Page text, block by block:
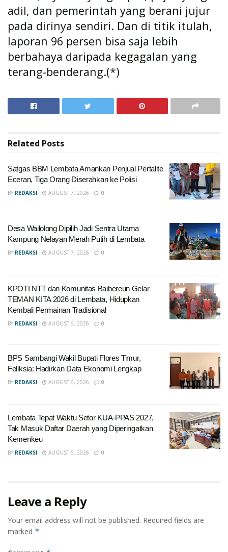
adil, dan pemerintah yang berani jujur
pada dirinya sendiri. Dan di titik itulah,
laporan 96 persen bisa saja lebih
berbahaya daripada kegagalan yang
terang-benderang.(*)
Related Posts
Satgas BBM Lembata Amankan Penjual Pertalite
Eceran, Tiga Orang Diserahkan ke Polisi
BY REDAKSI AUGUST 7, 2026 0
Desa Wailolong Dipilih Jadi Sentra Utama
Kampung Nelayan Merah Putih di Lembata
BY REDAKSI AUGUST 7, 2026 0
KPOTI NTT dan Komunitas Baibereun Gelar
TEMAN KITA 2026 di Lembata, Hidupkan
Kembali Permainan Tradisional
BY REDAKSI AUGUST 6, 2026 0
BPS Sambangi Wakil Bupati Flores Timur,
Feliksia: Hadirkan Data Ekonomi Lengkap
BY REDAKSI AUGUST 6, 2026 0
Lembata Tepat Waktu Setor KUA-PPAS 2027,
Tak Masuk Daftar Daerah yang Diperingatkan
Kemenkeu
BY REDAKSI AUGUST 5, 2026 0
Leave a Reply
Your email address will not be published. Required fields are
marked *